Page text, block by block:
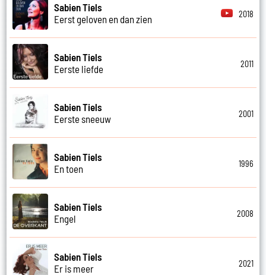
Sabien Tiels
Eerst geloven en dan zien
2018
Sabien Tiels
Eerste liefde
2011
Sabien Tiels
Eerste sneeuw
2001
Sabien Tiels
En toen
1996
Sabien Tiels
Engel
2008
Sabien Tiels
Er is meer
2021